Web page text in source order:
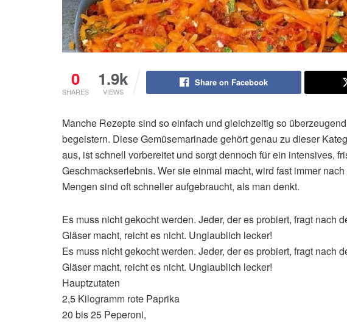
0
SHARES
1.9k
VIEWS
Share on Facebook
Manche Rezepte sind so einfach und gleichzeitig so
begeistern. Diese Gemüsemarinade gehört genau zu dieser
aus, ist schnell vorbereitet und sorgt dennoch für ein intensives,
Geschmackserlebnis. Wer sie einmal macht, wird fast immer
Mengen sind oft schneller aufgebraucht, als man denkt.
Es muss nicht gekocht werden. Jeder, der es probiert, fragt nach
Gläser macht, reicht es nicht. Unglaublich lecker!
Es muss nicht gekocht werden. Jeder, der es probiert, fragt nach
Gläser macht, reicht es nicht. Unglaublich lecker!
Hauptzutaten
2,5 Kilogramm rote Paprika
20 bis 25 Peperoni,